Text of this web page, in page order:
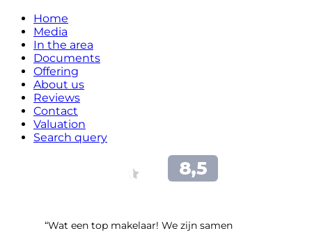
Home
Media
In the area
Documents
Offering
About us
Reviews
Contact
Valuation
Search query
“Wat een top makelaar! We zijn samen